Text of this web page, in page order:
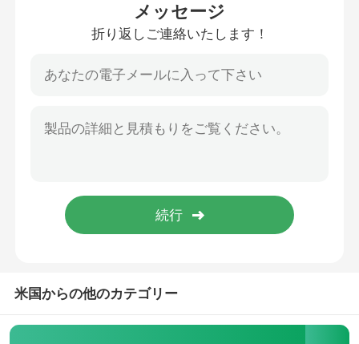
メッセージ
折り返しご連絡いたします！
米国からの他のカテゴリー